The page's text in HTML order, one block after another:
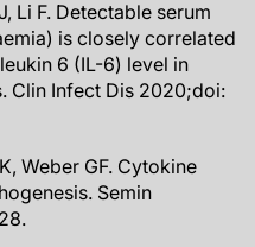
Li F. Detectable serum
is closely correlated
6 (IL-6) level in
Clin Infect Dis 2020;doi:
Weber GF. Cytokine
Semin